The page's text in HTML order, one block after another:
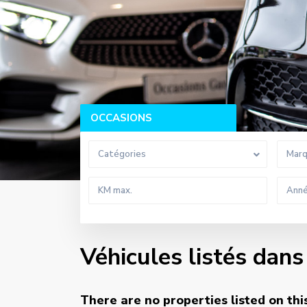
OCCASIONS
Catégories
Véhicules listés
There are no properties listed on